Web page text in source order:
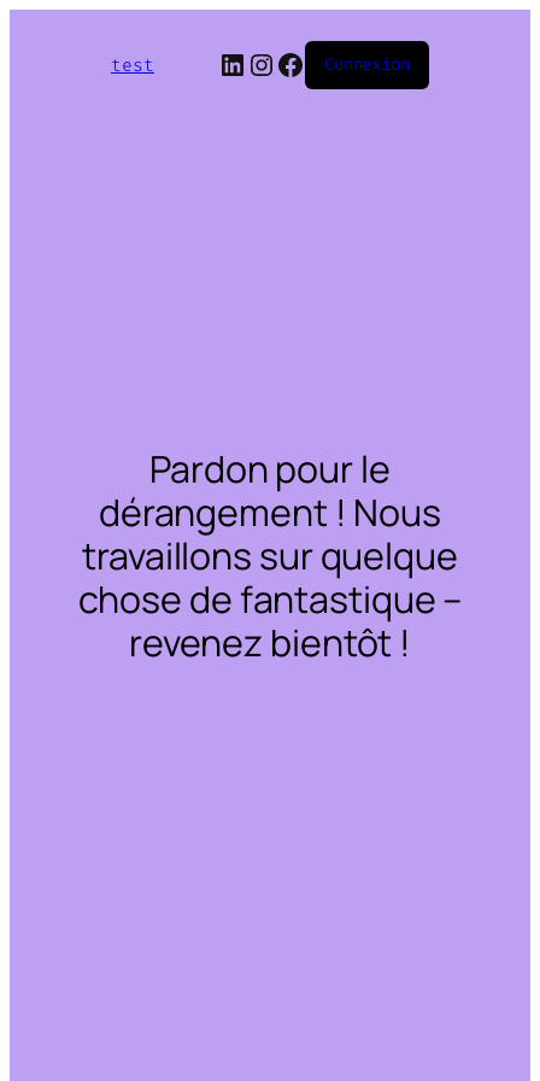
test LinkedIn
Instagram
Facebook
Connexion
Pardon pour le
dérangement ! Nous
travaillons sur quelque
chose de fantastique –
revenez bientôt !